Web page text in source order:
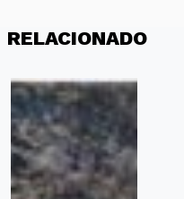
RELACIONADO